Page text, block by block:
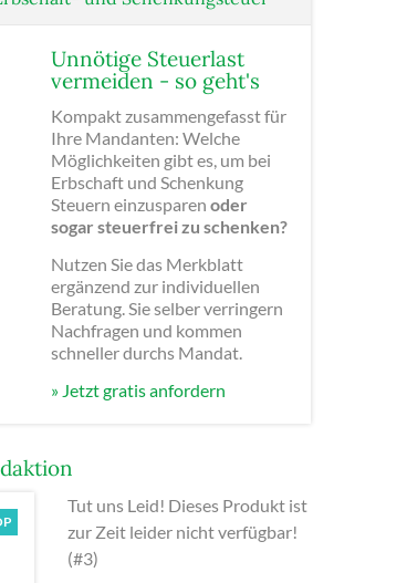
Unnötige Steuerlast
vermeiden - so geht's
Kompakt zusammengefasst für
Ihre Mandanten: Welche
Möglichkeiten gibt es, um bei
Erbschaft und Schenkung
Steuern einzusparen oder
sogar steuerfrei zu schenken?
Nutzen Sie das Merkblatt
ergänzend zur individuellen
Beratung. Sie selber verringern
Nachfragen und kommen
schneller durchs Mandat.
» Jetzt gratis anfordern
Tut uns Leid! Dieses Produkt ist
zur Zeit leider nicht verfügbar!
(#3)